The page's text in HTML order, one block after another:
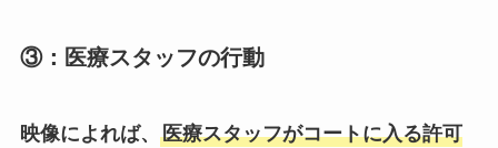
③：医療スタッフの行動
映像によれば、 医療スタッフがコートに入る許可